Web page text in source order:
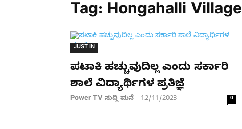
Tag: Hongahalli Village
JUST IN
ಪಟಾಕಿ ಹಚ್ಚುವುದಿಲ್ಲ ಎಂದು ಸರ್ಕಾರಿ
ಶಾಲೆ ವಿದ್ಯಾರ್ಥಿಗಳ ಪ್ರತಿಜ್ಞೆ
Power TV ಸುದ್ದಿ ಮನೆ - 12/11/2023 0